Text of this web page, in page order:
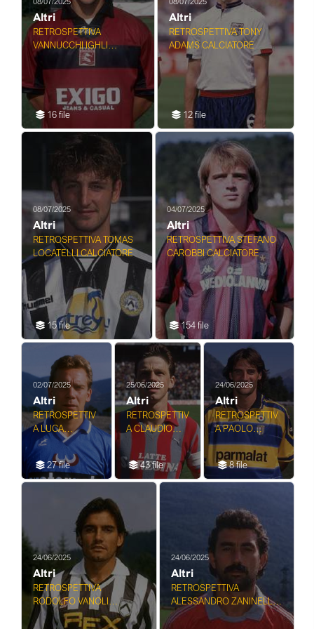
Altri
RETROSPETTIVA
VANNUCCHI IGHLI
CALCIATORE
16 file
Altri
RETROSPETTIVA TONY
ADAMS CALCIATORE
12 file
08/07/2025
Altri
RETROSPETTIVA TOMAS
LOCATELLI CALCIATORE
15 file
04/07/2025
Altri
RETROSPETTIVA STEFANO
CAROBBI CALCIATORE
154 file
02/07/2025
Altri
RETROSPETTIV
A LUCA
CECCONI
CALCIATORE
27 file
25/06/2025
Altri
RETROSPETTIV
A CLAUDIO
BENCINA
CALCIATORE
43 file
24/06/2025
Altri
RETROSPETTIV
A PAOLO
VANOLI
CALCIATORE
8 file
24/06/2025
Altri
RETROSPETTIVA
RODOLFO VANOLI
CALCIATORE
24/06/2025
Altri
RETROSPETTIVA
ALESSANDRO ZANINELLI
CALCIATORE